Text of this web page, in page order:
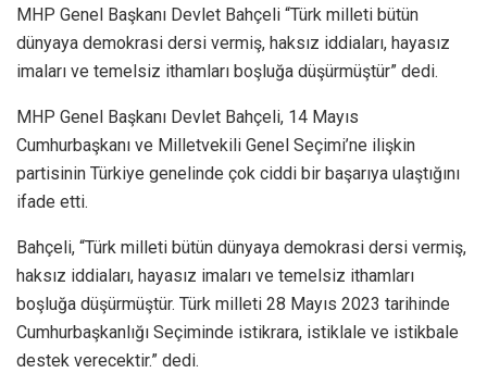
MHP Genel Başkanı Devlet Bahçeli “Türk milleti bütün
dünyaya demokrasi dersi vermiş, haksız iddiaları, hayasız
imaları ve temelsiz ithamları boşluğa düşürmüştür” dedi.
MHP Genel Başkanı Devlet Bahçeli, 14 Mayıs
Cumhurbaşkanı ve Milletvekili Genel Seçimi’ne ilişkin
partisinin Türkiye genelinde çok ciddi bir başarıya ulaştığını
ifade etti.
Bahçeli, “Türk milleti bütün dünyaya demokrasi dersi vermiş,
haksız iddiaları, hayasız imaları ve temelsiz ithamları
boşluğa düşürmüştür. Türk milleti 28 Mayıs 2023 tarihinde
Cumhurbaşkanlığı Seçiminde istikrara, istiklale ve istikbale
destek verecektir.” dedi.